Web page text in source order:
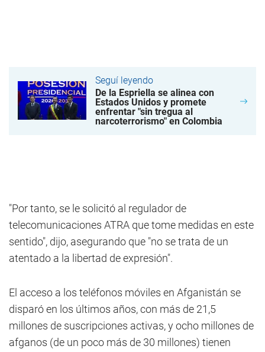
Seguí leyendo
De la Espriella se alinea con
Estados Unidos y promete
enfrentar "sin tregua al
narcoterrorismo" en Colombia
"Por tanto, se le solicitó al regulador de
telecomunicaciones ATRA que tome medidas en este
sentido", dijo, asegurando que "no se trata de un
atentado a la libertad de expresión".
El acceso a los teléfonos móviles en Afganistán se
disparó en los últimos años, con más de 21,5
millones de suscripciones activas, y ocho millones de
afganos (de un poco más de 30 millones) tienen